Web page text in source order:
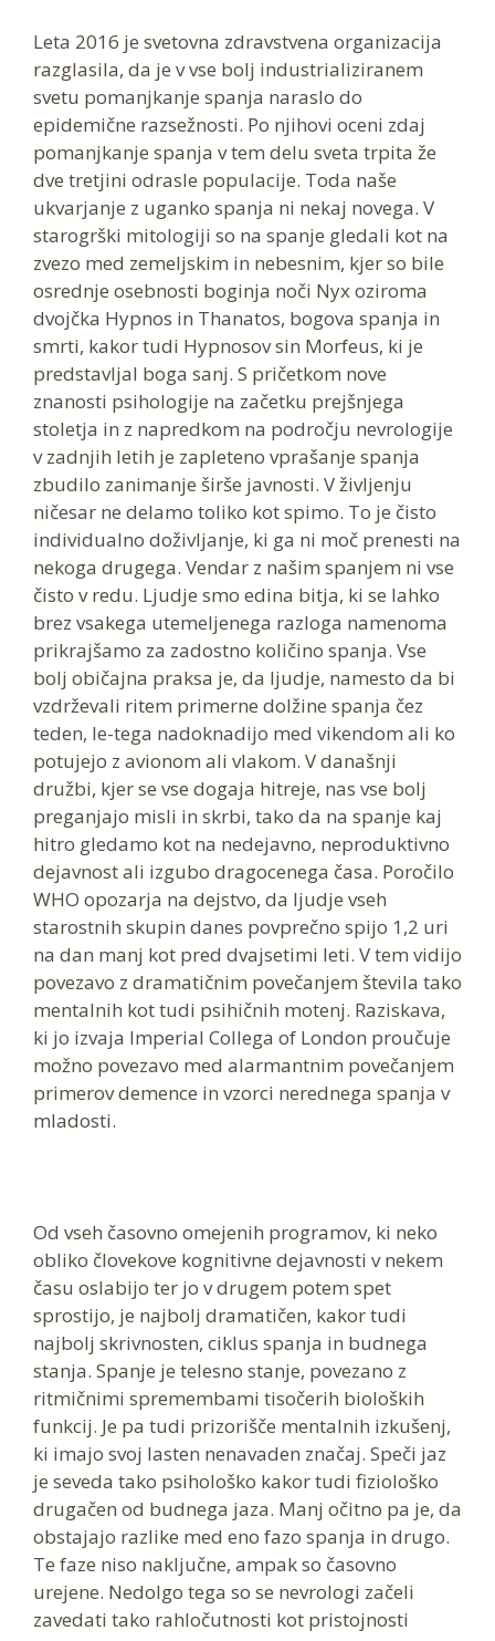
Leta 2016 je svetovna zdravstvena organizacija
razglasila, da je v vse bolj industrializiranem
svetu pomanjkanje spanja naraslo do
epidemične razsežnosti. Po njihovi oceni zdaj
pomanjkanje spanja v tem delu sveta trpita že
dve tretjini odrasle populacije. Toda naše
ukvarjanje z uganko spanja ni nekaj novega. V
starogrški mitologiji so na spanje gledali kot na
zvezo med zemeljskim in nebesnim, kjer so bile
osrednje osebnosti boginja noči Nyx oziroma
dvojčka Hypnos in Thanatos, bogova spanja in
smrti, kakor tudi Hypnosov sin Morfeus, ki je
predstavljal boga sanj. S pričetkom nove
znanosti psihologije na začetku prejšnjega
stoletja in z napredkom na področju nevrologije
v zadnjih letih je zapleteno vprašanje spanja
zbudilo zanimanje širše javnosti. V življenju
ničesar ne delamo toliko kot spimo. To je čisto
individualno doživljanje, ki ga ni moč prenesti na
nekoga drugega. Vendar z našim spanjem ni vse
čisto v redu. Ljudje smo edina bitja, ki se lahko
brez vsakega utemeljenega razloga namenoma
prikrajšamo za zadostno količino spanja. Vse
bolj običajna praksa je, da ljudje, namesto da bi
vzdrževali ritem primerne dolžine spanja čez
teden, le-tega nadoknadijo med vikendom ali ko
potujejo z avionom ali vlakom. V današnji
družbi, kjer se vse dogaja hitreje, nas vse bolj
preganjajo misli in skrbi, tako da na spanje kaj
hitro gledamo kot na nedejavno, neproduktivno
dejavnost ali izgubo dragocenega časa. Poročilo
WHO opozarja na dejstvo, da ljudje vseh
starostnih skupin danes povprečno spijo 1,2 uri
na dan manj kot pred dvajsetimi leti. V tem vidijo
povezavo z dramatičnim povečanjem števila tako
mentalnih kot tudi psihičnih motenj. Raziskava,
ki jo izvaja Imperial Collega of London proučuje
možno povezavo med alarmantnim povečanjem
primerov demence in vzorci nerednega spanja v
mladosti.
Od vseh časovno omejenih programov, ki neko
obliko človekove kognitivne dejavnosti v nekem
času oslabijo ter jo v drugem potem spet
sprostijo, je najbolj dramatičen, kakor tudi
najbolj skrivnosten, ciklus spanja in budnega
stanja. Spanje je telesno stanje, povezano z
ritmičnimi spremembami tisočerih bioloških
funkcij. Je pa tudi prizorišče mentalnih izkušenj,
ki imajo svoj lasten nenavaden značaj. Speči jaz
je seveda tako psihološko kakor tudi fiziološko
drugačen od budnega jaza. Manj očitno pa je, da
obstajajo razlike med eno fazo spanja in drugo.
Te faze niso naključne, ampak so časovno
urejene. Nedolgo tega so se nevrologi začeli
zavedati tako rahločutnosti kot pristojnosti